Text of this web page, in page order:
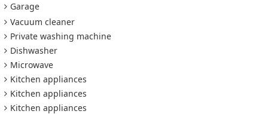
Garage
Vacuum cleaner
Private washing machine
Dishwasher
Microwave
Kitchen appliances
Kitchen appliances
Kitchen appliances